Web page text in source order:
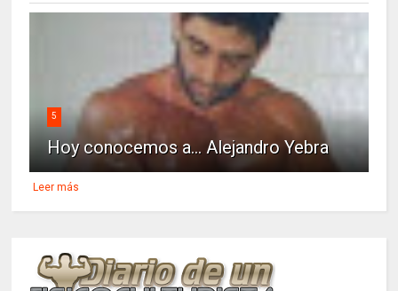
5
Hoy conocemos a... Alejandro Yebra
Leer más